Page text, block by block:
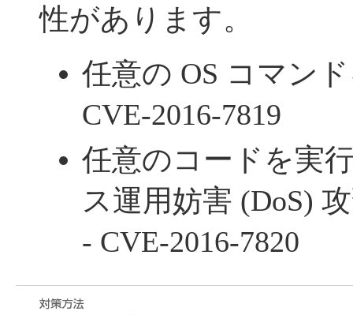
性があります。
任意の OS コマン
CVE-2016-7819
任意のコードを実
ス運用妨害 (DoS)
- CVE-2016-7820